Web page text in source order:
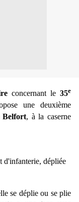
concernant le 35e
une deuxième
Belfort, à la caserne
d'infanterie, dépliée
se déplie ou se plie